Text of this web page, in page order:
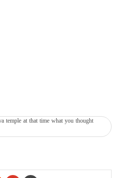
temple at that time what you thought